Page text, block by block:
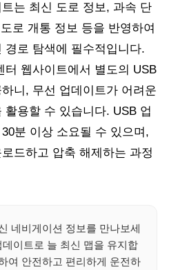
는 최신 도로 정보, 과속 단
로 개통 정보 등을 반영하여
경로 탐색에 필수적입니다.
터 웹사이트에서 별도의 USB
니, 무선 업데이트가 어려운
활용할 수 있습니다. USB 업
분 이상 소요될 수 있으며,
드하고 압축 해제하는 과정
네비게이션 정보를 만나보세
이트로 늘 최신 맵을 유지합
여 안전하고 편리하게 운전하